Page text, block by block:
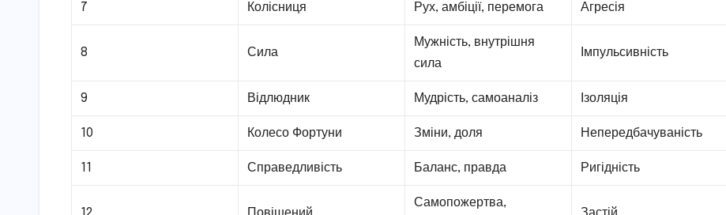
7 Колісниця Рух, амбіції, перемога Агресія
8 Сила
Мужність, внутрішня
сила
Імпульсивність
9 Відлюдник Мудрість, самоаналіз Ізоляція
10 Колесо Фортуни Зміни, доля Непередбачуваність
11 Справедливість Баланс, правда Ригідність
Самопожертва,